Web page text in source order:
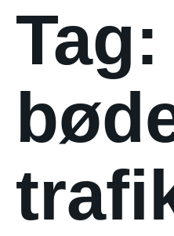
Tag: